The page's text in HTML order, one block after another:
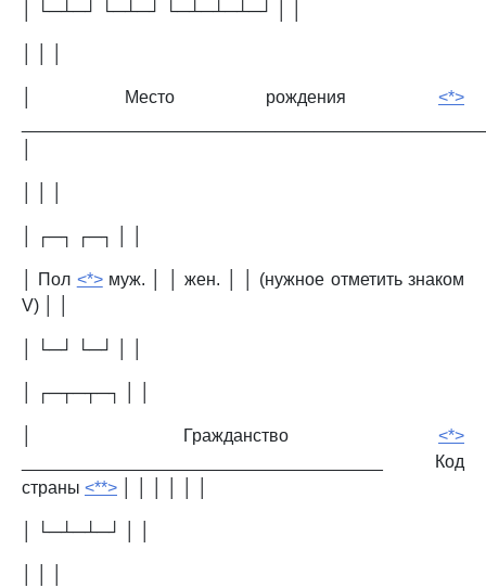
│ └─┴─┘ └─┴─┘ └─┴─┴─┴─┘ │ │
│ Место рождения <*>
│ ┌─┐ ┌─┐ │ │
│ Пол <*>муж. │ │ жен. │ │ (нужное отметить знаком
V) │ │
│ └─┘ └─┘ │ │
│ ┌─┬─┬─┐ │ │
│ Гражданство <*>
_____________________________________ Код
страны <**>
│ └─┴─┴─┘ │ │